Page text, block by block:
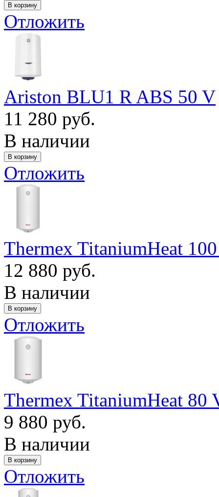
Отложить
Ariston BLU1 R ABS 50 V
11 280 руб.
В наличии
Отложить
Thermex TitaniumHeat
12 880 руб.
В наличии
Отложить
Thermex TitaniumHeat 80
9 880 руб.
В наличии
Отложить